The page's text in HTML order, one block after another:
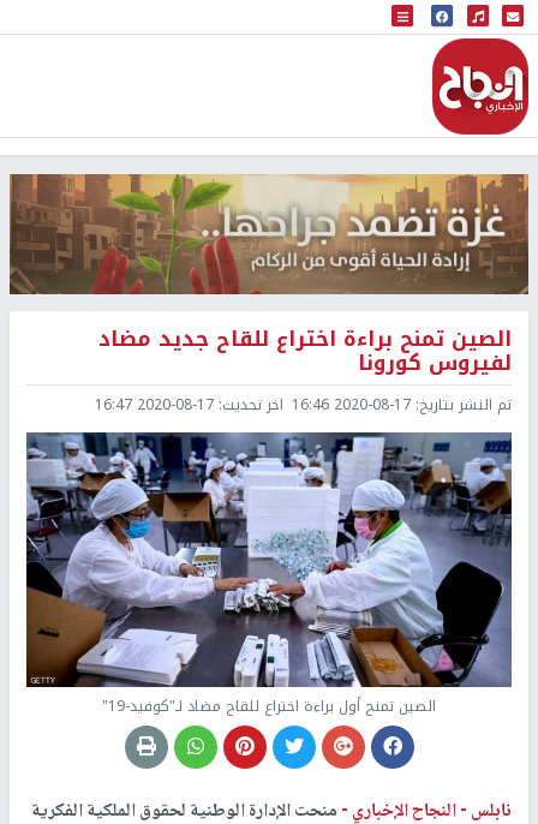
البث المباشر
إذاعة النجاح
الصين تمنح براءة اختراع للقاح جديد مضاد
لفيروس كورونا
تم النشر بتاريخ: 2020-08-17 16:46 اخر تحديث: 2020-08-17 16:47
الصين تمنح أول براءة اختراع للقاح مضاد لـ"كوفيد-19"
نابلس -النجاح الإخباري -منحت الإدارة الوطنية لحقوق الملكية الفكرية